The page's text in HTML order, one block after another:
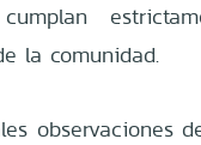
cumplan
la comunidad.
observaciones